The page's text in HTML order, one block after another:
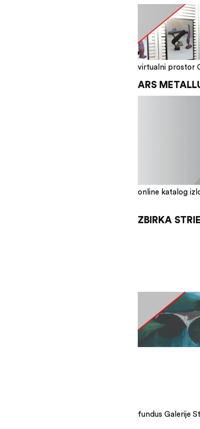
virtualni prostor
ARS
online katalog
ZBIRKA
fundus Galerije